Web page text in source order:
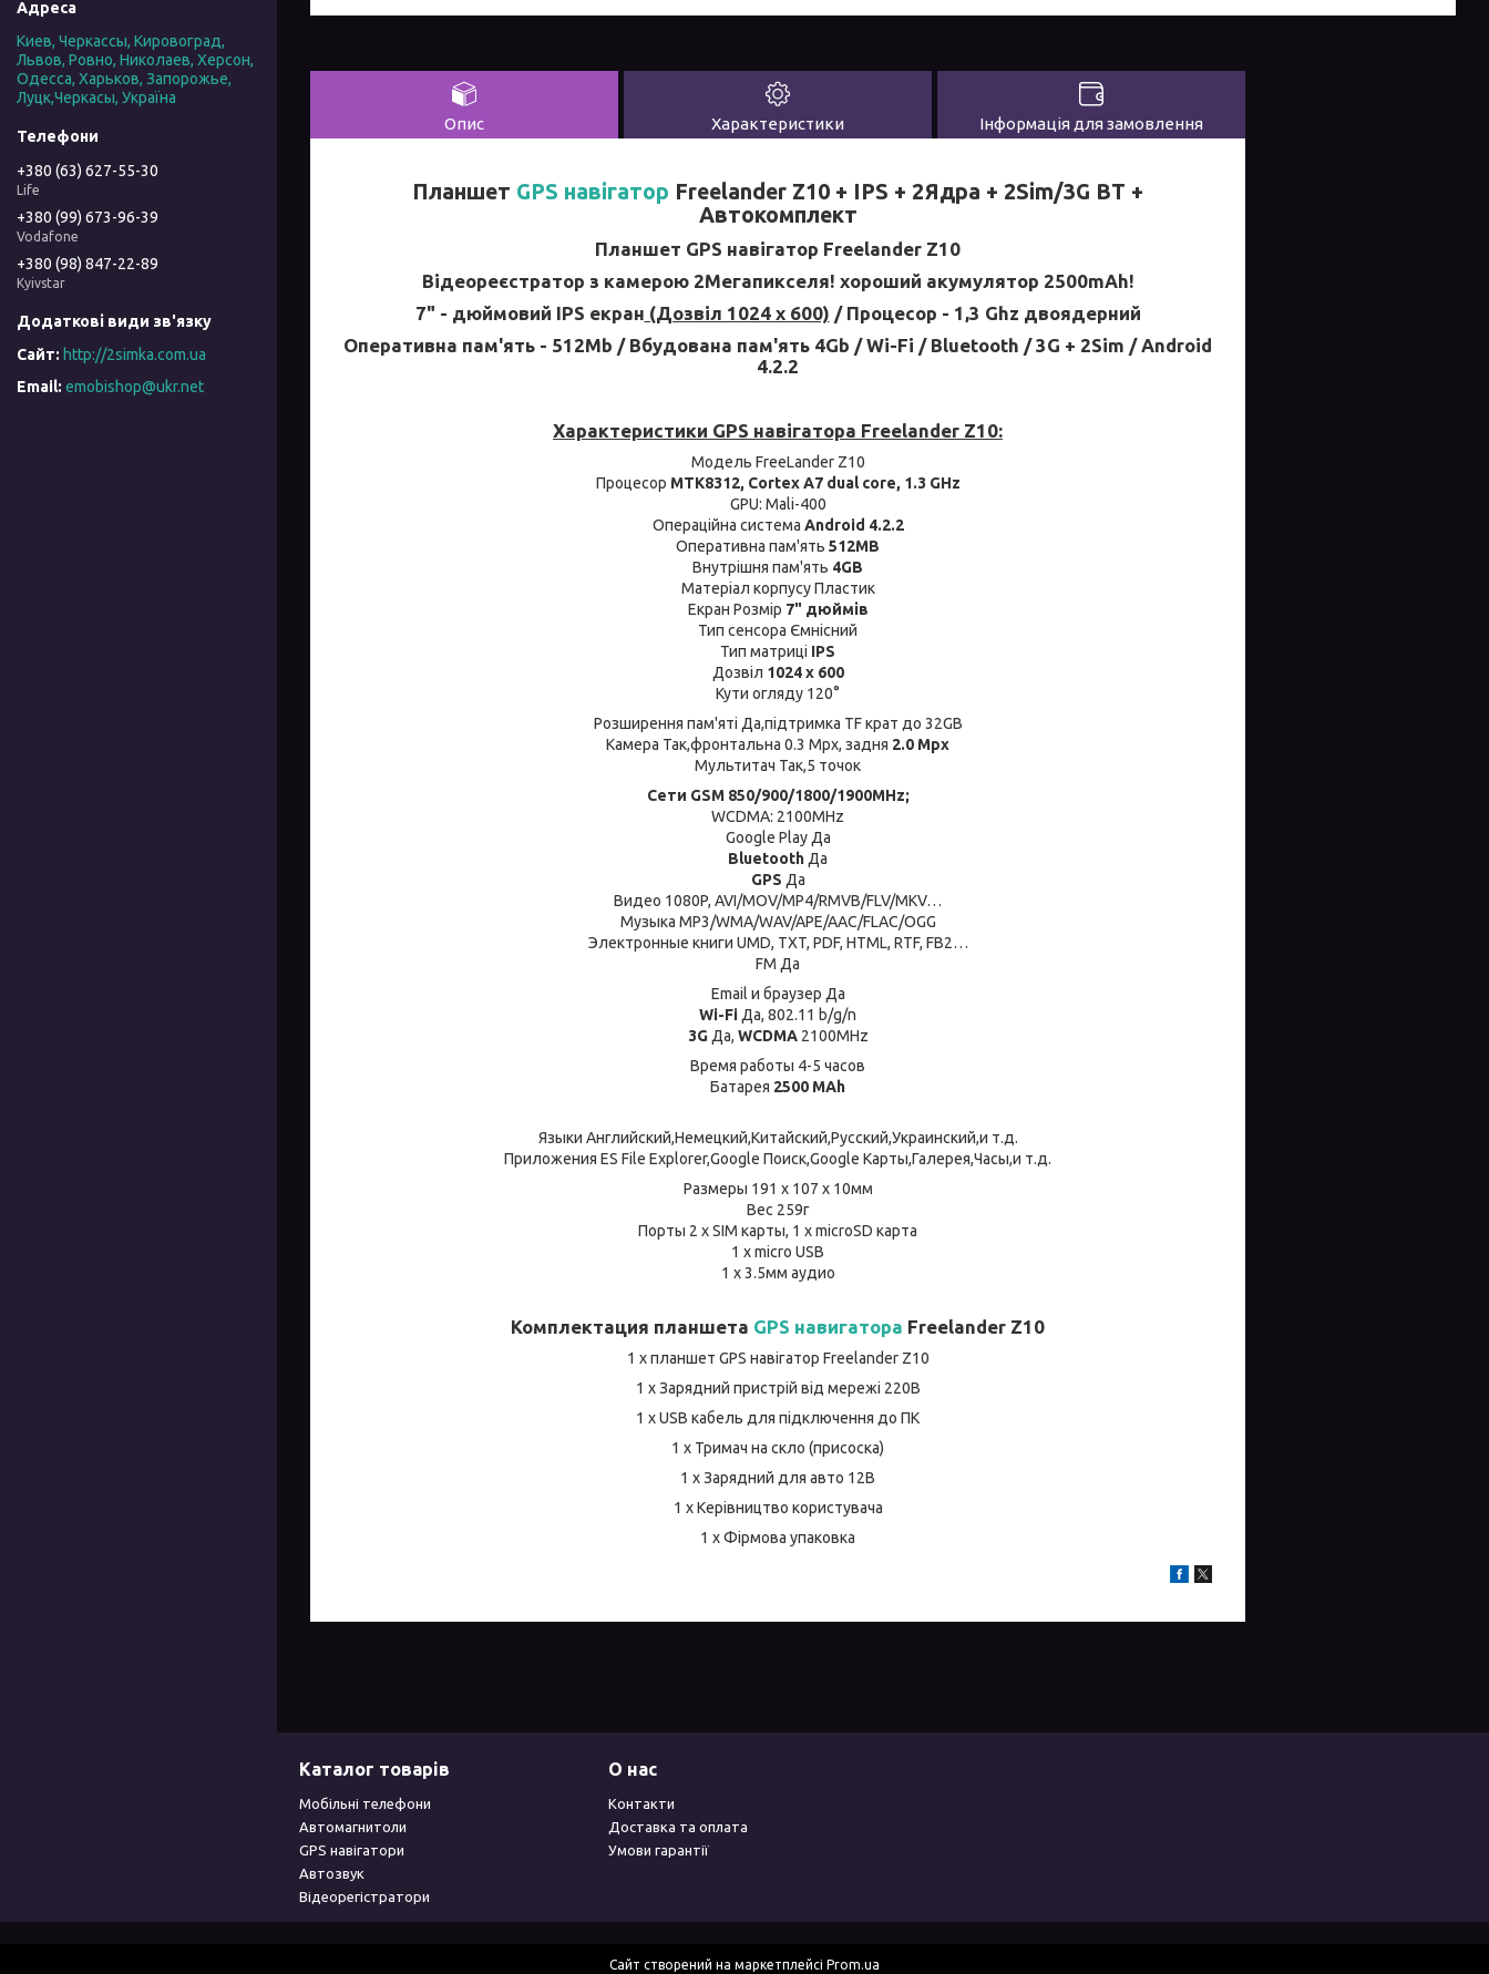
Опис Характеристики Інформація для замовлення
Планшет GPS навігатор Freelander Z10 + IPS + 2Ядра + 2Sim/3G BT +
Автокомплект
Планшет GPS навігатор Freelander Z10
Відеореєстратор з камерою 2Мегапикселя! хороший акумулятор 2500mAh!
7" - дюймовий IPS екран (Дозвіл 1024 х 600) / Процесор - 1,3 Ghz двоядерний
Оперативна пам'ять - 512Mb / Вбудована пам'ять 4Gb / Wi-Fi / Bluetooth / 3G + 2Sim / Android
4.2.2
Характеристики GPS навігатора Freelander Z10:
Модель FreeLander Z10
Процесор MTK8312, Cortex A7 dual core, 1.3 GHz
GPU: Mali-400
Операційна система Android 4.2.2
Оперативна пам'ять 512MB
Внутрішня пам'ять 4GB
Матеріал корпусу Пластик
Екран Розмір 7" дюймів
Тип сенсора Ємнісний
Тип матриці IPS
Дозвіл 1024 x 600
Кути огляду 120°
Розширення пам'яті Да,підтримка TF крат до 32GB
Камера Так,фронтальна 0.3 Mpx, задня 2.0 Мрх
Мультитач Так,5 точок
Сети GSM 850/900/1800/1900MHz;
WCDMA: 2100MHz
Google Play Да
Bluetooth Да
GPS Да
Видео 1080P, AVI/MOV/MP4/RMVB/FLV/MKV…
Музыка MP3/WMA/WAV/APE/AAC/FLAC/OGG
Электронные книги UMD, TXT, PDF, HTML, RTF, FB2…
FM Да
Email и браузер Да
Wi-Fi Да, 802.11 b/g/n
3G Да, WCDMA 2100MHz
Время работы 4-5 часов
Батарея 2500 MAh
Языки Английский,Немецкий,Китайский,Русский,Украинский,и т.д.
Приложения ES File Explorer,Google Поиск,Google Карты,Галерея,Часы,и т.д.
Размеры 191 x 107 x 10мм
Вес 259г
Порты 2 x SIM карты, 1 x microSD карта
1 x micro USB
1 x 3.5мм аудио
Комплектация планшета GPS навигатора Freelander Z10
1 x планшет GPS навігатор Freelander Z10
1 x Зарядний пристрій від мережі 220В
1 x USB кабель для підключення до ПК
1 х Тримач на скло (присоска)
1 х Зарядний для авто 12В
1 х Керівництво користувача
1 х Фірмова упаковка
Киев, Черкассы, Кировоград,
Львов, Ровно, Николаев, Херсон,
Одесса, Харьков, Запорожье,
Луцк,Черкасы, Україна
+380 (63) 627-55-30
Life
+380 (99) 673-96-39
Vodafone
+380 (98) 847-22-89
Kyivstar
http://2simka.com.ua
emobishop@ukr.net
Каталог товарів
Мобільні телефони
Автомагнитоли
GPS навігатори
Автозвук
Відеорегістратори
О нас
Контакти
Доставка та оплата
Умови гарантії
Сайт створений на маркетплейсі Prom.ua